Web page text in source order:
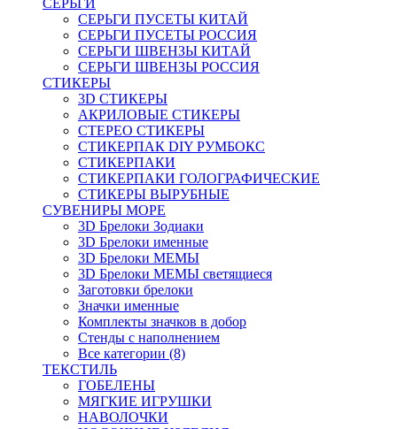
СЕРЬГИ
СЕРЬГИ ПУСЕТЫ КИТАЙ
СЕРЬГИ ПУСЕТЫ РОССИЯ
СЕРЬГИ ШВЕНЗЫ КИТАЙ
СЕРЬГИ ШВЕНЗЫ РОССИЯ
СТИКЕРЫ
3D СТИКЕРЫ
АКРИЛОВЫЕ СТИКЕРЫ
СТЕРЕО СТИКЕРЫ
СТИКЕРПАК DIY РУМБОКС
СТИКЕРПАКИ
СТИКЕРПАКИ ГОЛОГРАФИЧЕСКИЕ
СТИКЕРЫ ВЫРУБНЫЕ
СУВЕНИРЫ МОРЕ
3D Брелоки Зодиаки
3D Брелоки именные
3D Брелоки МЕМЫ
3D Брелоки МЕМЫ светящиеся
Заготовки брелоки
Значки именные
Комплекты значков в добор
Стенды с наполнением
Все категории (8)
ТЕКСТИЛЬ
ГОБЕЛЕНЫ
МЯГКИЕ ИГРУШКИ
НАВОЛОЧКИ